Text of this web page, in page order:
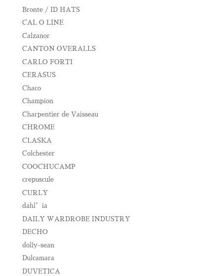
Bronte / ID HATS
CAL O LINE
Calzanor
CANTON OVERALLS
CARLO FORTI
CERASUS
Chaco
Champion
Charpentier de Vaisseau
CHROME
CLASKA
Colchester
COOCHUCAMP
crepuscule
CURLY
dahl’ia
DAILY WARDROBE INDUSTRY
DECHO
dolly-sean
Dulcamara
DUVETICA